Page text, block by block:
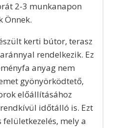
2-3 munkanapon
Önnek.
kerti bútor, terasz
rendelkezik. Ez
anyag nem
gyönyörködtető,
előállításához
időtálló is. Ezt
felületkezelés, mely a